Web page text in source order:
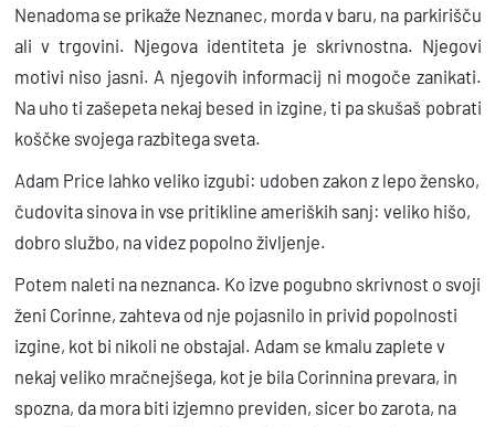
Nenadoma se prikaže Neznanec, morda v baru, na parkirišču
ali v trgovini. Njegova identiteta je skrivnostna. Njegovi
motivi niso jasni. A njegovih informacij ni mogoče zanikati.
Na uho ti zašepeta nekaj besed in izgine, ti pa skušaš pobrati
koščke svojega razbitega sveta.
Adam Price lahko veliko izgubi: udoben zakon z lepo žensko,
čudovita sinova in vse pritikline ameriških sanj: veliko hišo,
dobro službo, na videz popolno življenje.
Potem naleti na neznanca. Ko izve pogubno skrivnost o svoji
ženi Corinne, zahteva od nje pojasnilo in privid popolnosti
izgine, kot bi nikoli ne obstajal. Adam se kmalu zaplete v
nekaj veliko mračnejšega, kot je bila Corinnina prevara, in
spozna, da mora biti izjemno previden, sicer bo zarota, na